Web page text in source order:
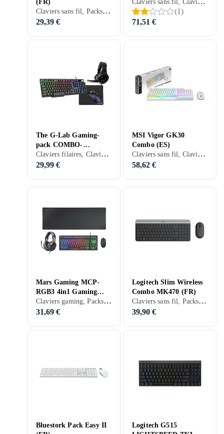
(FR)
Claviers sans fil, Packs clavier et souris, Français
29,39 €
(1)
71,51 €
The G-Lab Gaming-
pack COMBO-
SULFUR/FR
Claviers filaires, Claviers gaming, Packs clavier et souris, Mécanique, Français, PC, PS4
29,99 €
MSI Vigor GK30
Combo (ES)
Claviers sans fil, Claviers gaming, Packs clavier et souris, Claviers ergonomiques, Membran, Espagnol, Ergonomiquement
58,62 €
Mars Gaming MCP-
RGB3 4in1 Gaming
Pack
Claviers gaming, Packs clavier et souris, Membran, Espagnol, Mac, TKL (tenkeyless/kompakt)
31,69 €
Logitech Slim Wireless
Combo MK470 (FR)
Claviers sans fil, Packs clavier et souris, Français, PC, TKL (tenkeyless/kompakt)
39,90 €
Bluestork Pack Easy II
Logitech G515